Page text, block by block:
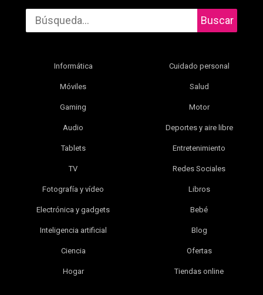
Buscar
Informática
Móviles
Gaming
Audio
Tablets
TV
Fotografía y vídeo
Electrónica y gadgets
Inteligencia artificial
Ciencia
Hogar
Cuidado personal
Salud
Motor
Deportes y aire libre
Entretenimiento
Redes Sociales
Libros
Bebé
Blog
Ofertas
Tiendas online